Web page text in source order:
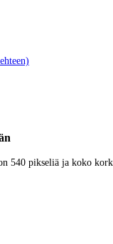
540 pikseliä ja koko